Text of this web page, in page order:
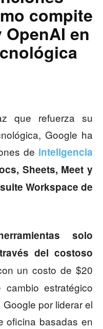
compite
en
que refuerza su
Google ha
de inteligencia
Sheets, Meet y
Workspace de
solo
del costoso
un costo de $20
estratégico
por liderar el
oficina basadas en